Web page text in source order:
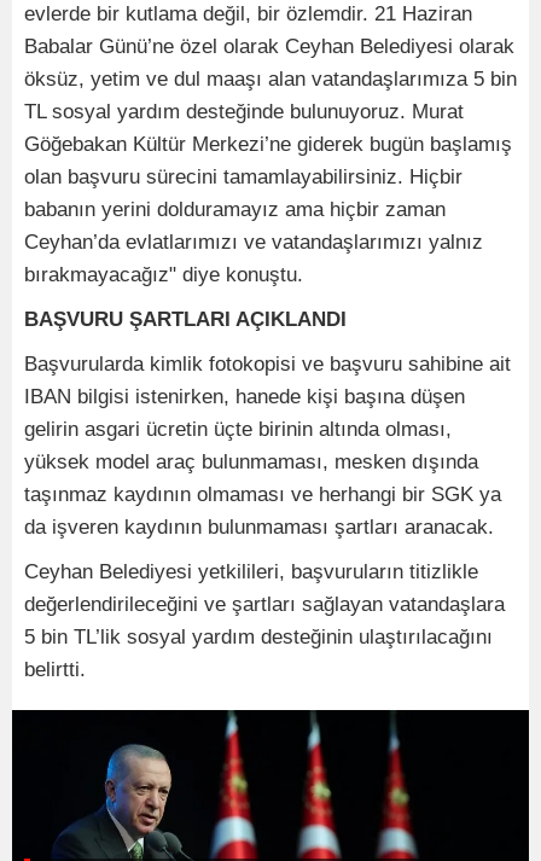
evlerde bir kutlama değil, bir özlemdir. 21 Haziran
Babalar Günü’ne özel olarak Ceyhan Belediyesi olarak
öksüz, yetim ve dul maaşı alan vatandaşlarımıza 5 bin
TL sosyal yardım desteğinde bulunuyoruz. Murat
Göğebakan Kültür Merkezi’ne giderek bugün başlamış
olan başvuru sürecini tamamlayabilirsiniz. Hiçbir
babanın yerini dolduramayız ama hiçbir zaman
Ceyhan’da evlatlarımızı ve vatandaşlarımızı yalnız
bırakmayacağız" diye konuştu.
BAŞVURU ŞARTLARI AÇIKLANDI
Başvurularda kimlik fotokopisi ve başvuru sahibine ait
IBAN bilgisi istenirken, hanede kişi başına düşen
gelirin asgari ücretin üçte birinin altında olması,
yüksek model araç bulunmaması, mesken dışında
taşınmaz kaydının olmaması ve herhangi bir SGK ya
da işveren kaydının bulunmaması şartları aranacak.
Ceyhan Belediyesi yetkilileri, başvuruların titizlikle
değerlendirileceğini ve şartları sağlayan vatandaşlara
5 bin TL’lik sosyal yardım desteğinin ulaştırılacağını
belirtti.